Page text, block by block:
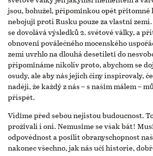
jsou, bohužel, připomínkou opět
nebojují proti Rusku pouze za vlastní
se dovolává výsledků 2. světové války, a
obnovení poválečného mocenského
zemi uvrhlo na dlouhá desetiletí do
připomínáme nikoliv proto, abychom se
osudy, ale aby nás jejich činy inspirovaly,
naději, že každý z nás – s naším málem –
přispět.
Vidíme před sebou nejistou budoucnost.
prožívali i oni. Nemusíme se však bát!
odpovědnost a posílit obranyschopnost
nakonec všechno, jak nás učí historie,